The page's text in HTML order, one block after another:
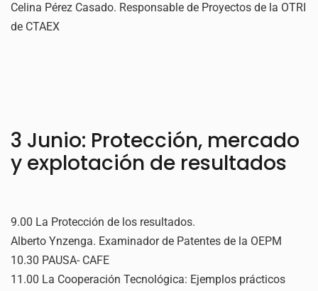
Celina Pérez Casado. Responsable de Proyectos de la OTRI
de CTAEX
3 Junio: Protección, mercado
y explotación de resultados
9.00 La Protección de los resultados.
Alberto Ynzenga. Examinador de Patentes de la OEPM
10.30 PAUSA- CAFE
11.00 La Cooperación Tecnológica: Ejemplos prácticos